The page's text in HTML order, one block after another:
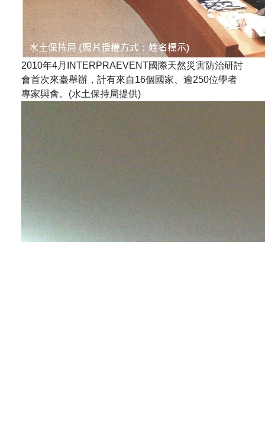
2010年4月INTERPRAEVENT國際天然災害防治研討
會首次來臺舉辦，計有來自16個國家、逾250位學者
專家與會。(水土保持局提供)